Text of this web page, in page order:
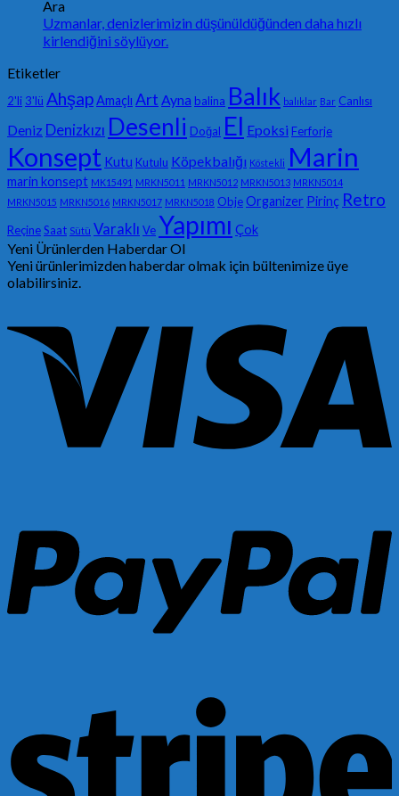
Ara
Uzmanlar, denizlerimizin düşünüldüğünden daha hızlı
kirlendiğini söylüyor.
Etiketler
2'li 3'lü AhşapAmaçlı Art Ayna balina Balık balıklar Bar Canlısı
Deniz Denizkızı Desenli Doğal El Epoksi Ferforje
Konsept Kutu Kutulu Köpekbalığı Köstekli Marin
marin konsept MK15491 MRKN5011 MRKN5012 MRKN5013 MRKN5014
MRKN5015 MRKN5016 MRKN5017 MRKN5018 ObjeOrganizer Pirinç Retro
ReçineSaat Sütü Varaklı Ve Yapımı Çok
Yeni Ürünlerden Haberdar Ol
Yeni ürünlerimizden haberdar olmak için bültenimize üye
olabilirsiniz.